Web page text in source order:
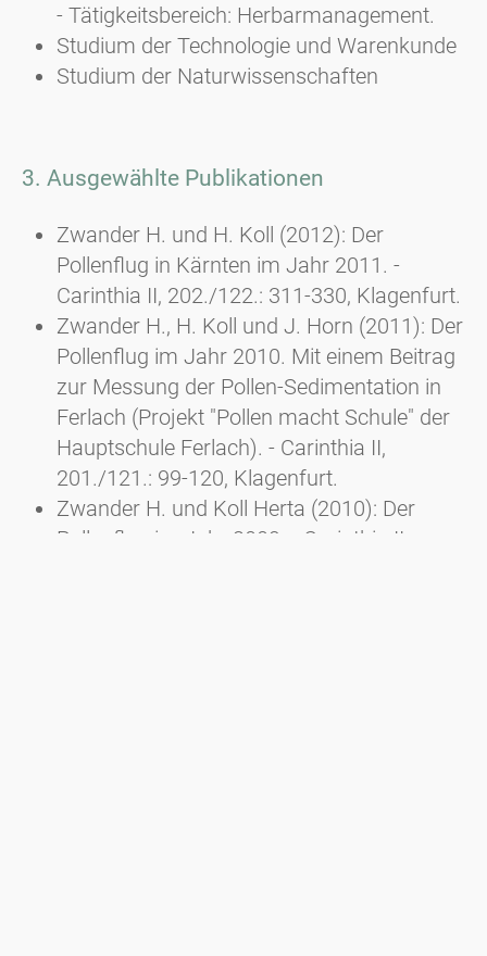
- Tätigkeitsbereich: Herbarmanagement.
Studium der Technologie und Warenkunde
Studium der Naturwissenschaften
3. Ausgewählte Publikationen
Zwander H. und H. Koll (2012): Der
Pollenflug in Kärnten im Jahr 2011. -
Carinthia II, 202./122.: 311-330, Klagenfurt.
Zwander H., H. Koll und J. Horn (2011): Der
Pollenflug im Jahr 2010. Mit einem Beitrag
zur Messung der Pollen-Sedimentation in
Ferlach (Projekt "Pollen macht Schule" der
Hauptschule Ferlach). - Carinthia II,
201./121.: 99-120, Klagenfurt.
Zwander H. und Koll Herta (2010): Der
Pollenflug im Jahr 2009. - Carinthia II,